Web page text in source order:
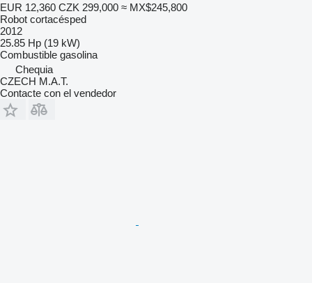
EUR 12,360 CZK 299,000 ≈ MX$245,800
Robot cortacésped
2012
25.85 Hp (19 kW)
Combustible gasolina
Chequia
CZECH M.A.T.
Contacte con el vendedor